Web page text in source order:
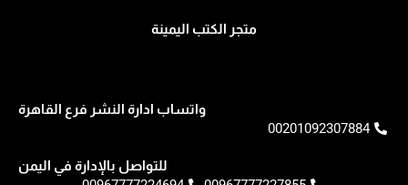
متجر الكتب اليمينة
واتساب ادارة النشر فرع القاهرة
00201092307884
للتواصل بالإدارة في اليمن